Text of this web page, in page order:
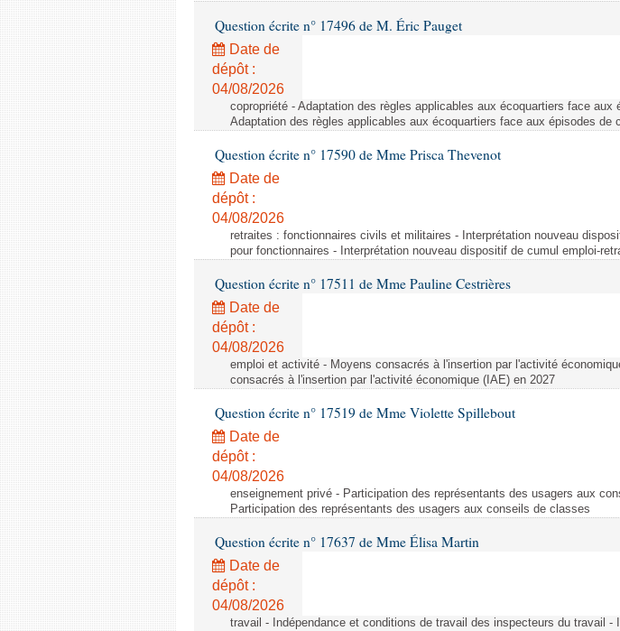
Question écrite n° 17496 de M. Éric Pauget
Date de
dépôt :
04/08/2026
copropriété - Adaptation des règles applicables aux écoquartiers face aux
Adaptation des règles applicables aux écoquartiers face aux épisodes de
Question écrite n° 17590 de Mme Prisca Thevenot
Date de
dépôt :
04/08/2026
retraites : fonctionnaires civils et militaires - Interprétation nouveau
pour fonctionnaires - Interprétation nouveau dispositif de cumul emploi-
Question écrite n° 17511 de Mme Pauline Cestrières
Date de
dépôt :
04/08/2026
emploi et activité - Moyens consacrés à l'insertion par l'activité
consacrés à l'insertion par l'activité économique (IAE) en 2027
Question écrite n° 17519 de Mme Violette Spillebout
Date de
dépôt :
04/08/2026
enseignement privé - Participation des représentants des usagers aux
Participation des représentants des usagers aux conseils de classes
Question écrite n° 17637 de Mme Élisa Martin
Date de
dépôt :
04/08/2026
travail - Indépendance et conditions de travail des inspecteurs du travail -